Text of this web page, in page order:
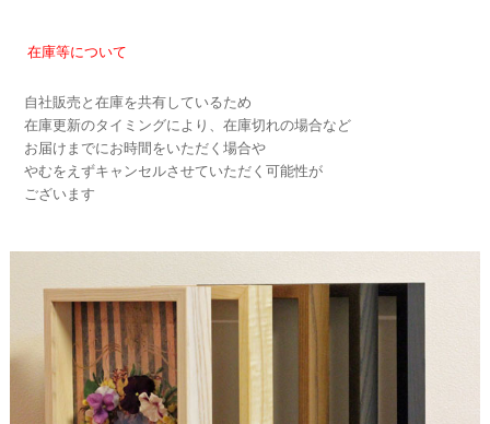
在庫等について
自社販売と在庫を共有しているため
在庫更新のタイミングにより、在庫切れの場合など
お届けまでにお時間をいただく場合や
やむをえずキャンセルさせていただく可能性が
ございます